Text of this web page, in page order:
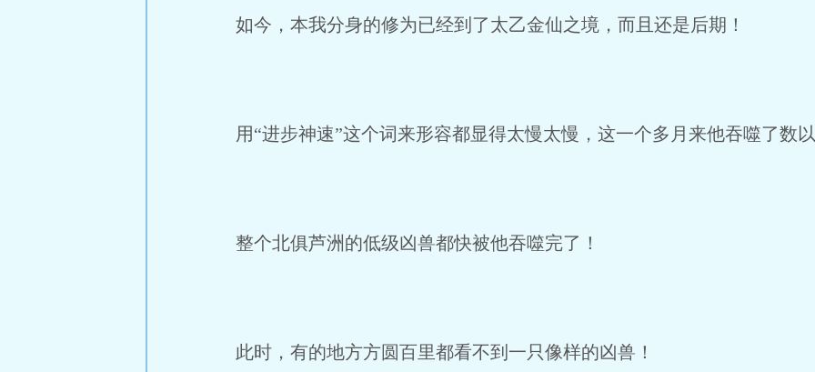
如今，本我分身的修为已经到了太乙金仙之境，而且还是后期！
用“进步神速”这个词来形容都显得太慢太慢，这一个多月来他吞噬了数
整个北俱芦洲的低级凶兽都快被他吞噬完了！
此时，有的地方方圆百里都看不到一只像样的凶兽！